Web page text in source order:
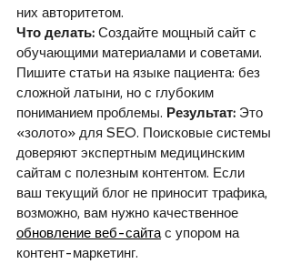
них авторитетом.
Что делать: Создайте мощный сайт с
обучающими материалами и советами.
Пишите статьи на языке пациента: без
сложной латыни, но с глубоким
пониманием проблемы. Результат: Это
«золото» для SEO. Поисковые системы
доверяют экспертным медицинским
сайтам с полезным контентом. Если
ваш текущий блог не приносит трафика,
возможно, вам нужно качественное
обновление веб-сайта с упором на
контент-маркетинг.